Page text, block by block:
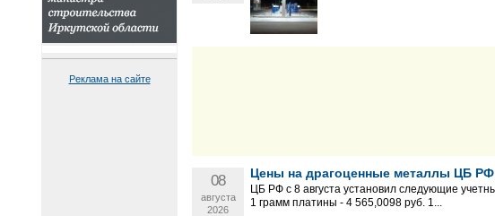
Реклама на сайте
08
августа
2026
Цены на драгоценные металлы ЦБ РФ
ЦБ РФ с 8 августа установил следующие
1 грамм платины - 4 565,0098 руб. 1...